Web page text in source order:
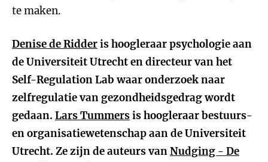
te maken.
Denise de Ridderis hoogleraar psychologie aan
de Universiteit Utrecht en directeur van het
Self-Regulation Lab waar onderzoek naar
zelfregulatie van gezondheidsgedrag wordt
gedaan. Lars Tummersis hoogleraar bestuurs-
en organisatiewetenschap aan de Universiteit
Utrecht. Ze zijn de auteurs vanNudging - De